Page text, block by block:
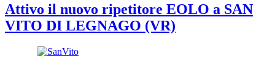
Attivo il nuovo ripetitore EOLO a SAN
VITO DI LEGNAGO (VR)